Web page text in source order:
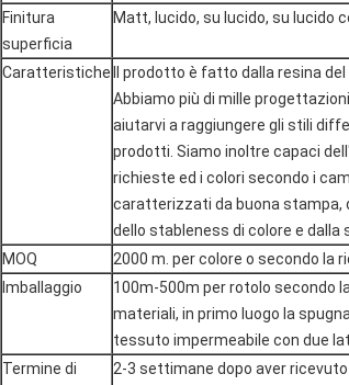
Finitura
superficia
Matt, lucido, su lucido, su lucido
Caratteristiche
Il prodotto è fatto dalla resina
Abbiamo più di mille
aiutarvi a raggiungere gli stili
prodotti. Siamo inoltre capaci
richieste ed i colori secondo i
caratterizzati da buona stampa,
dello stableness di colore e dalla
MOQ
2000 m. per colore o secondo la
Imballaggio
100m-500m per rotolo secondo
materiali, in primo luogo la
tessuto impermeabile con due
Termine di
2-3 settimane dopo aver